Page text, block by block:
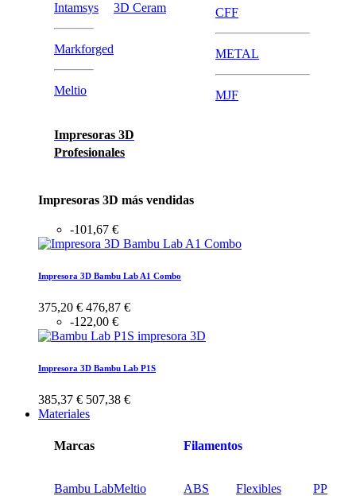
Intamsys
Markforged
Meltio
3D Ceram
Impresoras 3D
Profesionales
CFF
METAL
MJF
Impresoras 3D más vendidas
-101,67 €
Impresora 3D Bambu Lab A1 Combo
375,20 € 476,87 €
-122,00 €
Impresora 3D Bambu Lab P1S
385,37 € 507,38 €
Materiales
Marcas
Bambu LabMeltio
Filamentos
ABS Flexibles PP